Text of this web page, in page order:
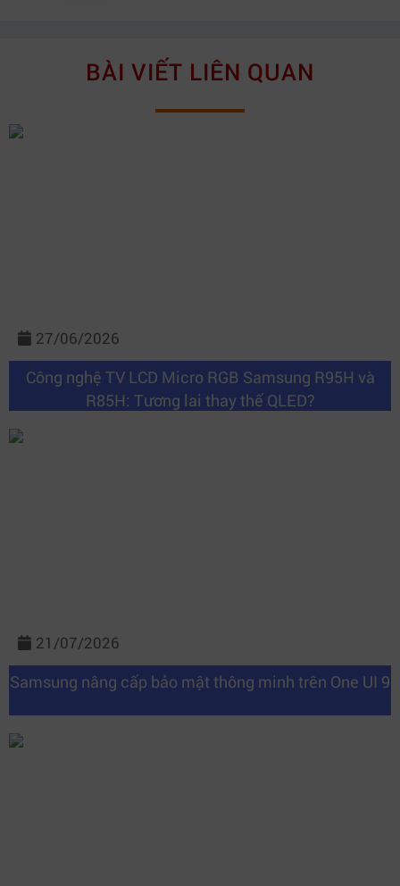
BÀI VIẾT LIÊN QUAN
27/06/2026
Công nghệ TV LCD Micro RGB Samsung R95H và
R85H: Tương lai thay thế QLED?
21/07/2026
Samsung nâng cấp bảo mật thông minh trên One UI 9